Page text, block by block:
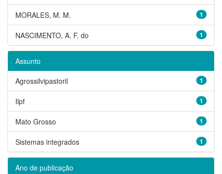
1
MORALES, M. M.
1
NASCIMENTO, A. F. do
Assunto
1
Agrossilvipastoril
1
Ilpf
1
Mato Grosso
1
Sistemas integrados
Ano de publicação